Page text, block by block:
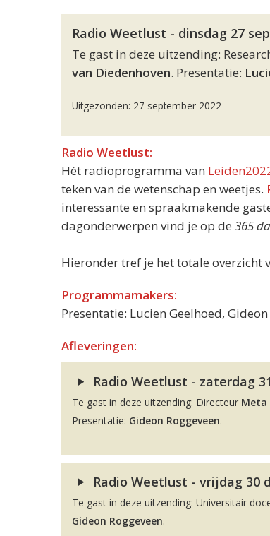
Radio Weetlust - dinsdag 27
Te gast in deze uitzending:
van Diedenhoven. Presentatie:
Uitgezonden: 27 september 2022
Radio Weetlust:
Hét radioprogramma van
teken van de wetenschap en weetjes.
interessante en spraakmakende
dagonderwerpen vind je op de 365
Hieronder tref je het totale overzicht
Programmamakers:
Presentatie: Lucien Geelhoed,
Afleveringen:
Radio Weetlust - zaterdag
Te gast in deze uitzending: Directeur Meta
Presentatie: Gideon Roggeveen.
Radio Weetlust - vrijdag 30
Te gast in deze uitzending: Universitair
Gideon Roggeveen.